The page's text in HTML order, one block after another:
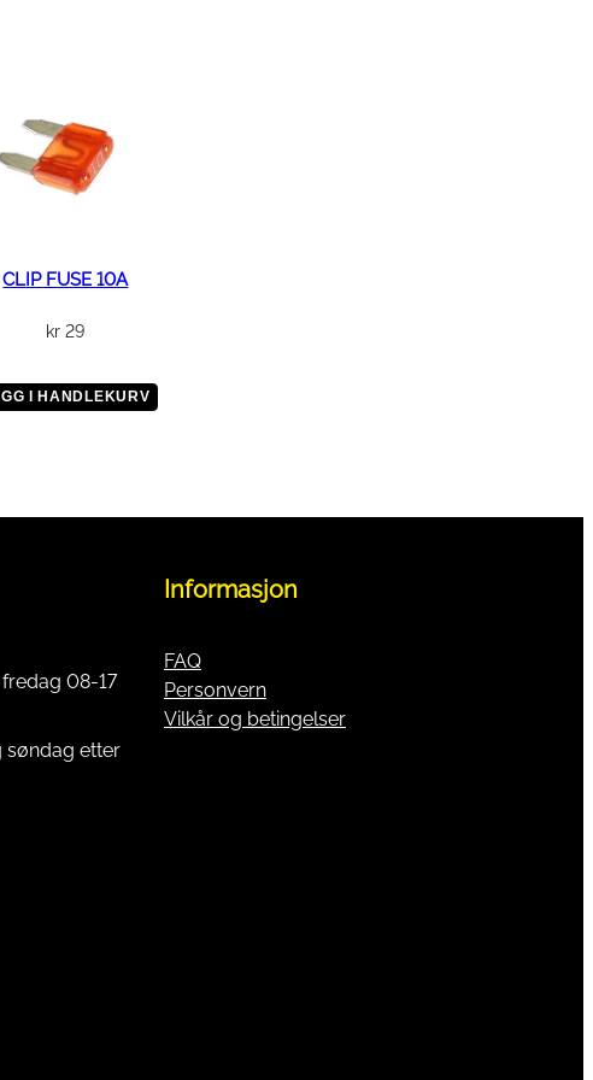
CLIP FUSE 10A
kr 29
I HANDLEKURV
08-17
søndag etter
Informasjon
FAQ
Personvern
Vilkår og betingelser